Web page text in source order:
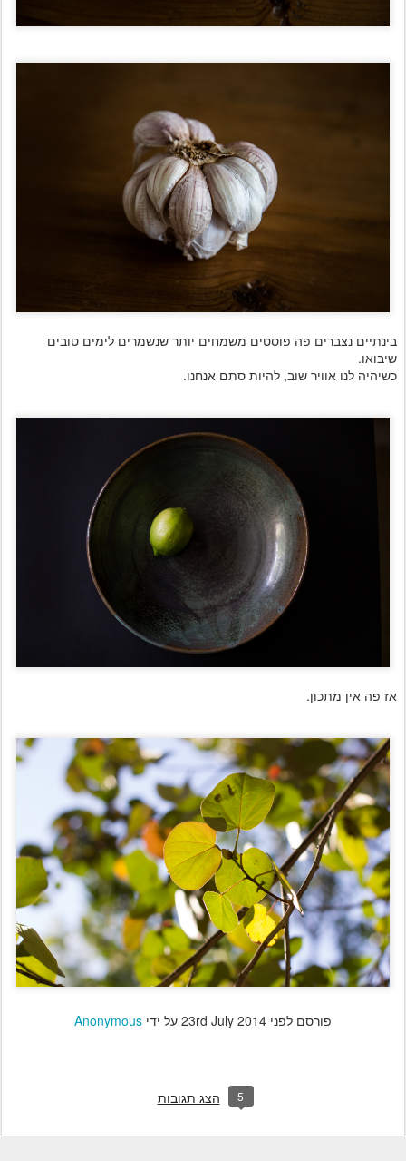
בינתיים נצברים פה פוסטים משמחים יותר שנשמרים לימים טובים
שיבואו.
כשיהיה לנו אוויר שוב, להיות סתם אנחנו.
אז פה אין מתכון.
פורסם לפני 23rd July 2014 על ידי Anonymous
5 הצג תגובות